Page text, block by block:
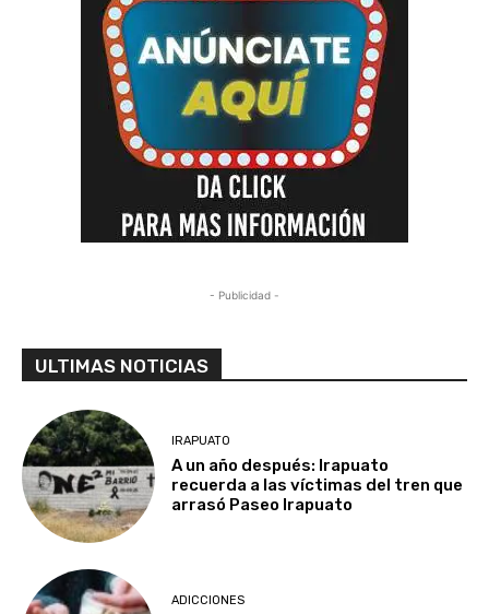
- Publicidad -
ULTIMAS NOTICIAS
IRAPUATO
A un año después: Irapuato
recuerda a las víctimas del tren que
arrasó Paseo Irapuato
ADICCIONES